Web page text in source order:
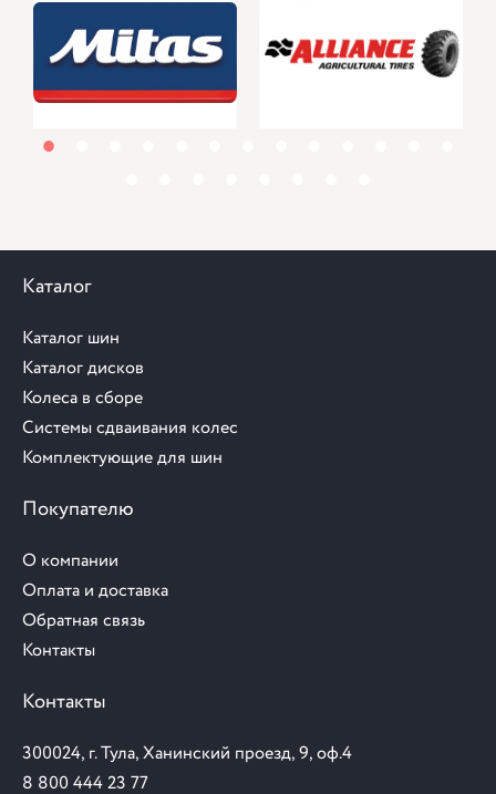
Каталог
Каталог шин
Каталог дисков
Колеса в сборе
Системы сдваивания колес
Комплектующие для шин
Покупателю
О компании
Оплата и доставка
Обратная связь
Контакты
Контакты
300024, г. Тула, Ханинский проезд, 9, оф.4
8 800 444 23 77